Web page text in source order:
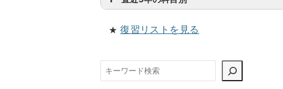
★復習リストを見る
検
索